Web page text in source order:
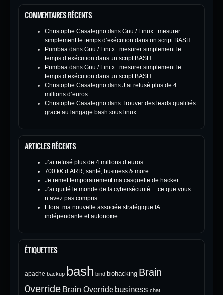
COMMENTAIRES RÉCENTS
Christophe Casalegno dans Gnu / Linux : mesurer
simplement le temps d’exécution dans un script BASH
Pumbaa dans Gnu / Linux : mesurer simplement le
temps d’exécution dans un script BASH
Pumbaa dans Gnu / Linux : mesurer simplement le
temps d’exécution dans un script BASH
Christophe Casalegno dans J’ai refusé plus de 4
millions d’euros.
Christophe Casalegno dans Trouver des leads qualifiés
grace au langage bash sous linux
ARTICLES RÉCENTS
J’ai refusé plus de 4 millions d’euros.
700 k€ d’ARR, santé, business & more
Je remet temporairement ma casquette de hacker
J’ai quitté le monde de la cybersécurité… ce que vous
n’avez pas compris
Elora: ma nouvelle associée stratégique IA
indépendante et autonome.
ÉTIQUETTES
apache backup bash bind biohacking Brain
0verride Brain Override business chat